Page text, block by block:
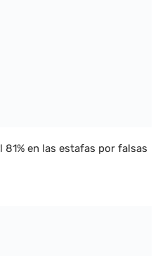
en las estafas por falsas